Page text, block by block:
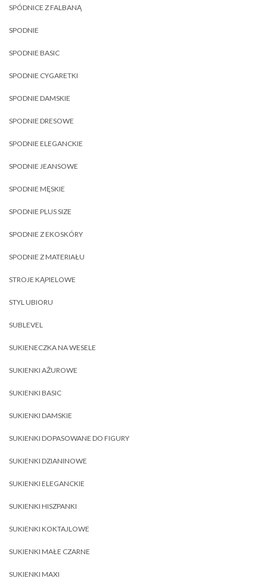
SPÓDNICE Z FALBANĄ
SPODNIE
SPODNIE BASIC
SPODNIE CYGARETKI
SPODNIE DAMSKIE
SPODNIE DRESOWE
SPODNIE ELEGANCKIE
SPODNIE JEANSOWE
SPODNIE MĘSKIE
SPODNIE PLUS SIZE
SPODNIE Z EKOSKÓRY
SPODNIE Z MATERIAŁU
STROJE KĄPIELOWE
STYL UBIORU
SUBLEVEL
SUKIENECZKA NA WESELE
SUKIENKI AŻUROWE
SUKIENKI BASIC
SUKIENKI DAMSKIE
SUKIENKI DOPASOWANE DO FIGURY
SUKIENKI DZIANINOWE
SUKIENKI ELEGANCKIE
SUKIENKI HISZPANKI
SUKIENKI KOKTAJLOWE
SUKIENKI MAŁE CZARNE
SUKIENKI MAXI